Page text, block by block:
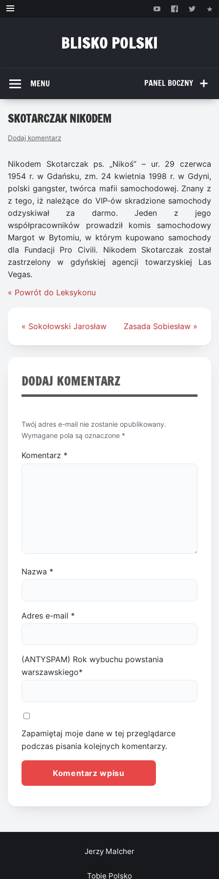
Przejdź
BLISKO POLSKI
PANEL BOCZNY
MENU
SKOTARCZAK NIKODEM
Dodaj komentarz
Nikodem Skotarczak ps. „Nikoś” – ur. 29 czerwca
1954 r. w Gdańsku, zm. 24 kwietnia 1998 r. w Gdyni,
polski gangster, twórca mafii samochodowej. Znany z
z tego, iż należące do VIP-ów skradzione samochody
odzyskiwał za darmo. Jeden z jego
współpracowników prowadził komis samochodowy
Margot w Bytomiu, w którym kupowano samochody
dla Fundacji Pro Civili. Nikodem Skotarczak został
zastrzelony w gdyńskiej agencji towarzyskiej Las
Vegas.
« Powrót do Leksykonu
Nawigacja
« Sokołowski Jarosław Zasada Sobiesław »
DODAJ KOMENTARZ
Twój adres e-mail nie zostanie opublikowany.
Wymagane pola są oznaczone *
Komentarz *
Nazwa *
Adres e-mail *
(ANTYSPAM) Rok wybuchu powstania
warszawskiego*
Zapamiętaj moje dane w tej przeglądarce
podczas pisania kolejnych komentarzy.
Jerzy Malcher
Tobie Polsko